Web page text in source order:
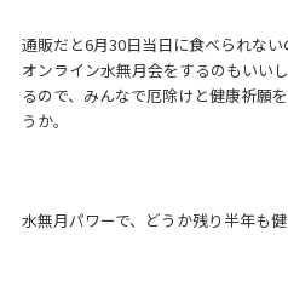
通販だと6月30日当日に食べられな
オンライン水無月会をするのもいい
るので、みんなで厄除けと健康祈願
うか。
水無月パワーで、どうか残り半年も